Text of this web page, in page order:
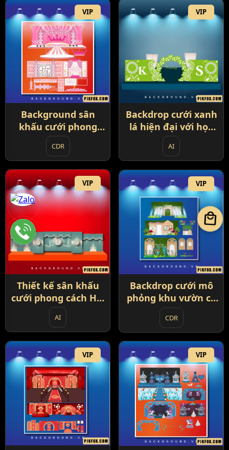
VIP
Background sân
khấu cưới phong
cách hoàng gia với
tông hồng chủ đạo
(84)
CDR
VIP
Backdrop cưới xanh
lá hiện đại với họa
tiết ren trắng và
vòng lá nổi bật (85)
AI
VIP
Thiết kế sân khấu
cưới phong cách Hồi
giáo (86)
AI
VIP
Backdrop cưới mô
phỏng khu vườn cổ
tích (87)
CDR
VIP VIP
local_mall